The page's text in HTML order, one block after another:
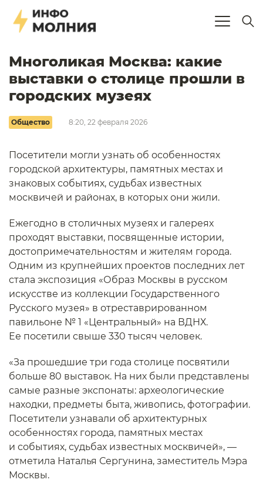
Многоликая Москва: какие
выставки о столице прошли в
городских музеях
Общество 8:20, 22 февраля 2026
Посетители могли узнать об особенностях
городской архитектуры, памятных местах и
знаковых событиях, судьбах известных
москвичей и районах, в которых они жили.
Ежегодно в столичных музеях и галереях
проходят выставки, посвященные истории,
достопримечательностям и жителям города.
Одним из крупнейших проектов последних лет
стала экспозиция «Образ Москвы в русском
искусстве из коллекции Государственного
Русского музея» в отреставрированном
павильоне № 1 «Центральный» на ВДНХ.
Ее посетили свыше 330 тысяч человек.
«За прошедшие три года столице посвятили
больше 80 выставок. На них были представлены
самые разные экспонаты: археологические
находки, предметы быта, живопись, фотографии.
Посетители узнавали об архитектурных
особенностях города, памятных местах
и событиях, судьбах известных москвичей», —
отметила Наталья Сергунина, заместитель Мэра
Москвы.